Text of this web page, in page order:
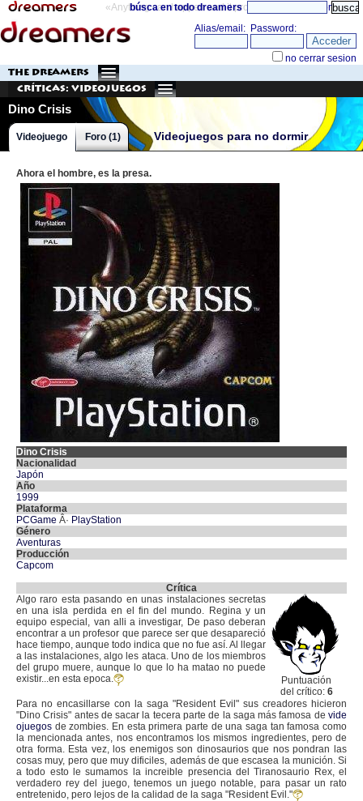
«Anything can happen and it probably will» directorio
búsca en todo dreamers
THE DREAMERS
Críticas: Videojuegos
Dino Crisis
Videojuegos para no dormir
Videojuego Foro (1)
Ahora el hombre, es la presa.
Dino Crisis
Nacionalidad
Japón
Año
1999
Plataforma
PCGame Â· PlayStation
Género
Aventuras
Producción
Capcom
Crítica
Puntuación
del crítico: 6
Algo raro esta pasando en unas instalaciones secretas
en una isla perdida en el fin del mundo. Regina y un
equipo especial, van alli a investigar, De paso deberan
encontrar a un profesor que parece ser que desapareció
hace tiempo, aunque todo indica que no fue así. Al llegar
a las instalaciones, algo les ataca. Uno de los miembros
del grupo muere, aunque lo que lo ha matao no puede
existir...en esta epoca.
Para no encasillarse con la saga "Resident Evil" sus creadores hicieron
"Dino Crisis" antes de sacar la tecera parte de la saga más famosa de vide
ojuegos de zombies. En esta primera parte de una saga tan famosa como
la mencionada antes, nos encontramos los mismos ingredientes, pero de
otra forma. Esta vez, los enemigos son dinosaurios que nos pondran las
cosas muy, pero que muy dificiles, además de que escasea la munición. Si
a todo esto le sumamos la increible presencia del Tiranosaurio Rex, el
verdadero rey del juego, tenemos un juego notable, para pasar un rato
entretenido, pero lejos de la calidad de la saga "Resident Evil."